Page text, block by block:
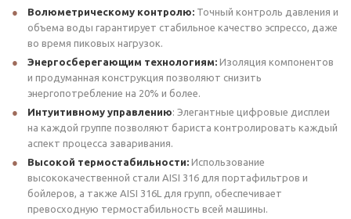
Волюметрическому контролю: Точный контроль давления и
объема воды гарантирует стабильное качество эспрессо, даже
во время пиковых нагрузок.
Энергосберегающим технологиям: Изоляция компонентов
и продуманная конструкция позволяют снизить
энергопотребление на 20% и более.
Интуитивному управлению: Элегантные цифровые дисплеи
на каждой группе позволяют бариста контролировать каждый
аспект процесса заваривания.
Высокой термостабильности: Использование
высококачественной стали AISI 316 для портафильтров и
бойлеров, а также AISI 316L для групп, обеспечивает
превосходную термостабильность всей машины.